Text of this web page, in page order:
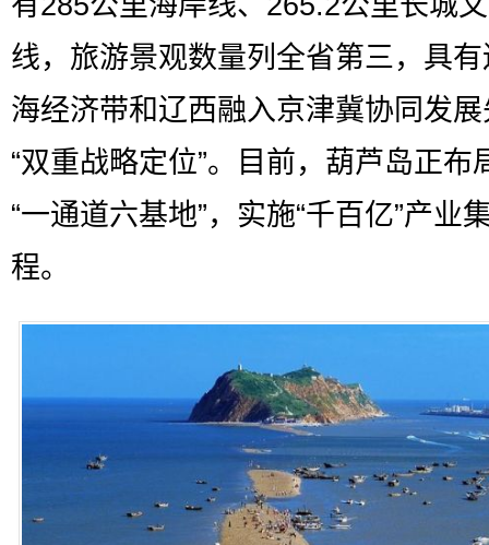
线，旅游景观数量列全省第三，具
海经济带和辽西融入京津冀协同发
“双重战略定位”。目前，葫芦岛正布
“一通道六基地”，实施“千百亿”产业
程。